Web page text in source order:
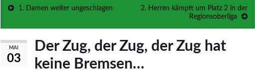
1. Damen weiter ungeschlagen
2. Herren kämpft um Platz 2 in der
Regionsoberliga
MAI
03
Der Zug, der Zug, der Zug hat
keine Bremsen…